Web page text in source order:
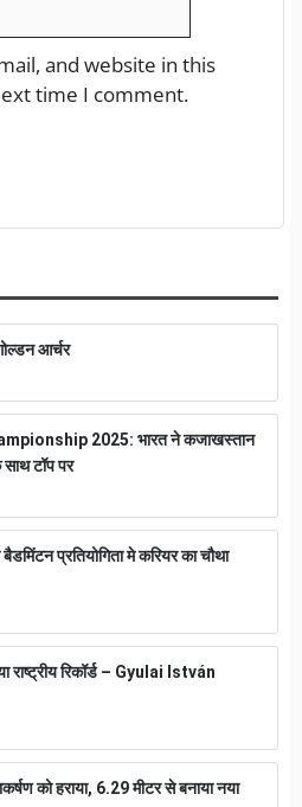
and website in this
time I comment.
आर्चर
2025: भारत ने कजाखस्तान
टॉप पर
प्रतियोगिता मे करियर का चौथा
राष्ट्रीय रिकॉर्ड – Gyulai István
को हराया, 6.29 मीटर से बनाया नया